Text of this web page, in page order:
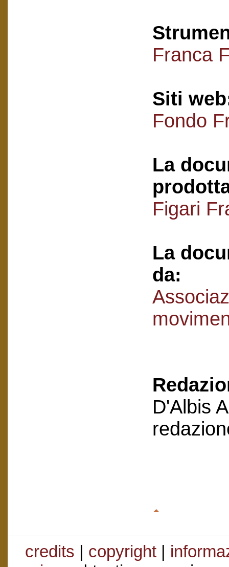
Franca
Siti
Fondo
La
Figari
La
da:
D'Albis
credits | copyright|